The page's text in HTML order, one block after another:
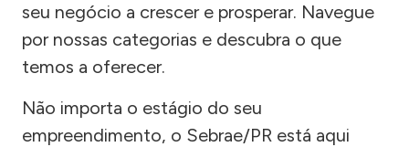
seu negócio a crescer e prosperar. Navegue
por nossas categorias e descubra o que
temos a oferecer.
Não importa o estágio do seu
empreendimento, o Sebrae/PR está aqui